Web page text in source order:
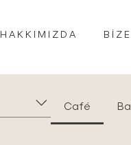
HAKKIMIZDA
Café